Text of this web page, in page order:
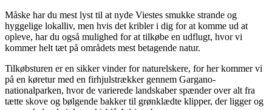
Måske har du mest lyst til at nyde Viestes smukke strande og
hyggelige lokalliv, men hvis det kribler i dig for at komme ud at
opleve, har du også mulighed for at tilkøbe en udflugt, hvor vi
kommer helt tæt på områdets mest betagende natur.
Tilkøbsturen er en sikker vinder for naturelskere, for her kommer vi
på en køretur med en firhjulstrækker gennem Gargano-
nationalparken, hvor de varierede landskaber spænder over alt fra
tætte skove og bølgende bakker til grønklædte klipper, der ligger og